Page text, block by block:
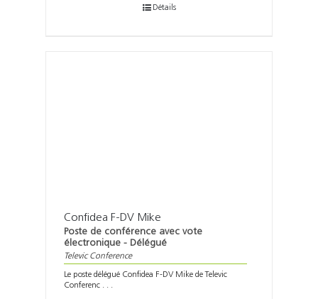
Détails
Confidea F-DV Mike
Poste de conférence avec vote
électronique - Délégué
Televic Conference
Le poste délégué Confidea F-DV Mike de Televic
Conferenc . . .